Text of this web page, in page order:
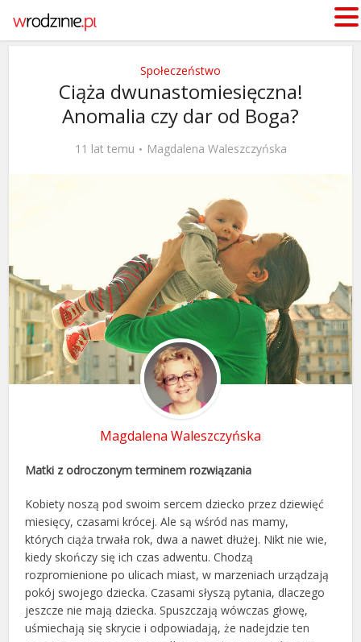
Społeczeństwo
Ciąża dwunastomiesięczna!
Anomalia czy dar od Boga?
11 lat temu Magdalena Waleszczyńska
Magdalena Waleszczyńska
Matki z odroczonym terminem rozwiązania
Kobiety noszą pod swoim sercem dziecko przez dziewięć
miesięcy, czasami krócej. Ale są wśród nas mamy,
których ciąża trwała rok, dwa a nawet dłużej. Nikt nie wie,
kiedy skończy się ich czas adwentu. Chodzą
rozpromienione po ulicach miast, w marzeniach urządzają
pokój swojego dziecka. Czasami słyszą pytania, dlaczego
jeszcze nie mają dziecka. Spuszczają wówczas głowę,
uśmiechają się skrycie i odpowiadają, że nadejdzie ten